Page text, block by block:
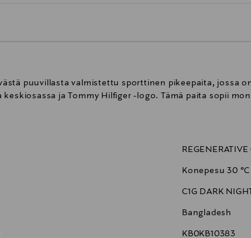
puuvillasta valmistettu sporttinen pikeepaita, jossa
keskiosassa ja Tommy Hilfiger -logo. Tämä paita sopii
Konepesu 30 °C
C1G DARK
Bangladesh
KB0KB10383